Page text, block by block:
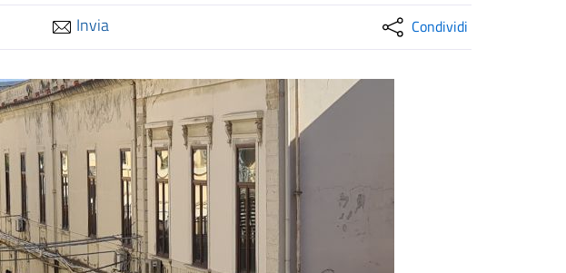
Invia Condividi